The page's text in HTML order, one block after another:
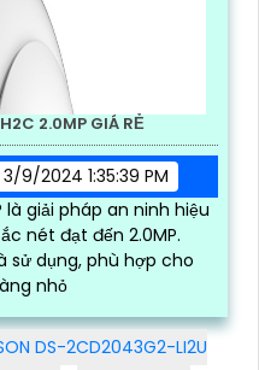
2.0MP GIÁ RẺ
3/9/2024 1:35:39 PM
là giải pháp an ninh hiệu
nét đạt đến 2.0MP.
sử dụng, phù hợp cho
nhỏ
DS-2CD2043G2-LI2U